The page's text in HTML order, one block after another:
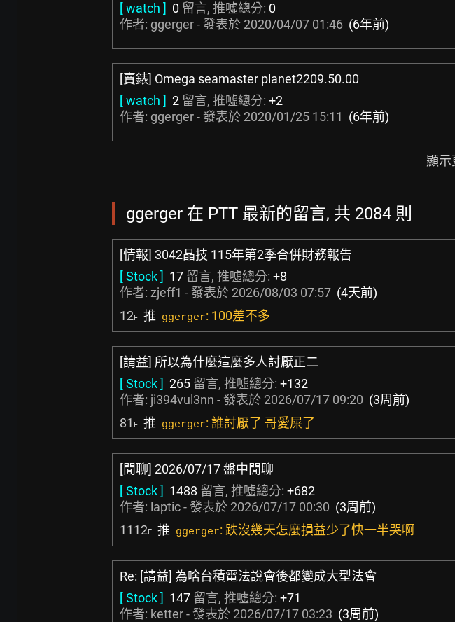
[ watch ] 0 留言, 推噓總分: 0
作者: ggerger - 發表於 2020/04/07 01:46 (6年前)
[賣錶] Omega seamaster planet2209.50.00
[ watch ] 2 留言, 推噓總分: +2
作者: ggerger - 發表於 2020/01/25 15:11 (6年前)
顯示
ggerger 在 PTT 最新的留言, 共 2084 則
[情報] 3042晶技 115年第2季合併財務報告
[ Stock ] 17 留言, 推噓總分: +8
作者: zjeff1 - 發表於 2026/08/03 07:57 (4天前)
12F 推 ggerger: 100差不多
[請益] 所以為什麼這麼多人討厭正二
[ Stock ] 265 留言, 推噓總分: +132
作者: ji394vul3nn - 發表於 2026/07/17 09:20 (3周前)
81 F 推 ggerger: 誰討厭了 哥愛屎了
[閒聊] 2026/07/17 盤中閒聊
[ Stock ] 1488 留言, 推噓總分: +682
作者: laptic- 發表於 2026/07/17 00:30 (3周前)
1112F 推 ggerger: 跌沒幾天怎麼損益少了快一半哭啊
Re: [請益] 為啥台積電法說會後都變成大型法會
[ Stock ] 147 留言, 推噓總分: +71
作者: ketter- 發表於 2026/07/17 03:23 (3周前)